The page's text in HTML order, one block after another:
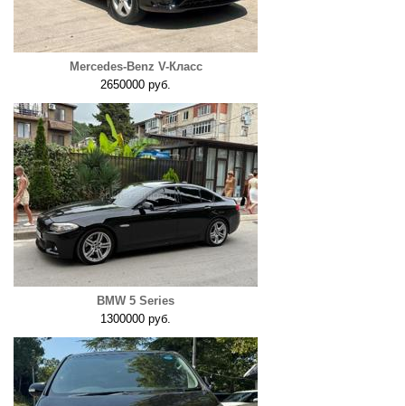
Mercedes-Benz V-Класс
2650000 руб.
BMW 5 Series
1300000 руб.